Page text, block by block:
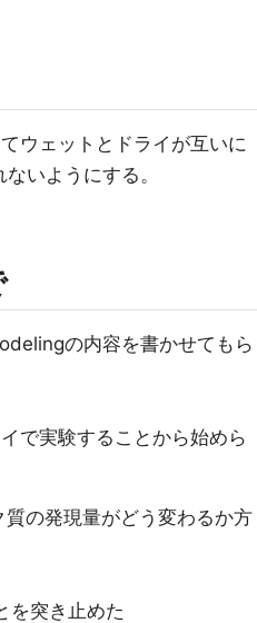
ウェットとドライが互いに
いようにする。
の内容を書かせてもら
で実験することから始めら
の発現量がどう変わるか方
を突き止めた